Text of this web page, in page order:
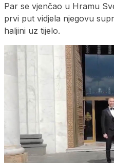
Par se vjenčao u Hramu
prvi put vidjela njegovu
haljini uz tijelo.